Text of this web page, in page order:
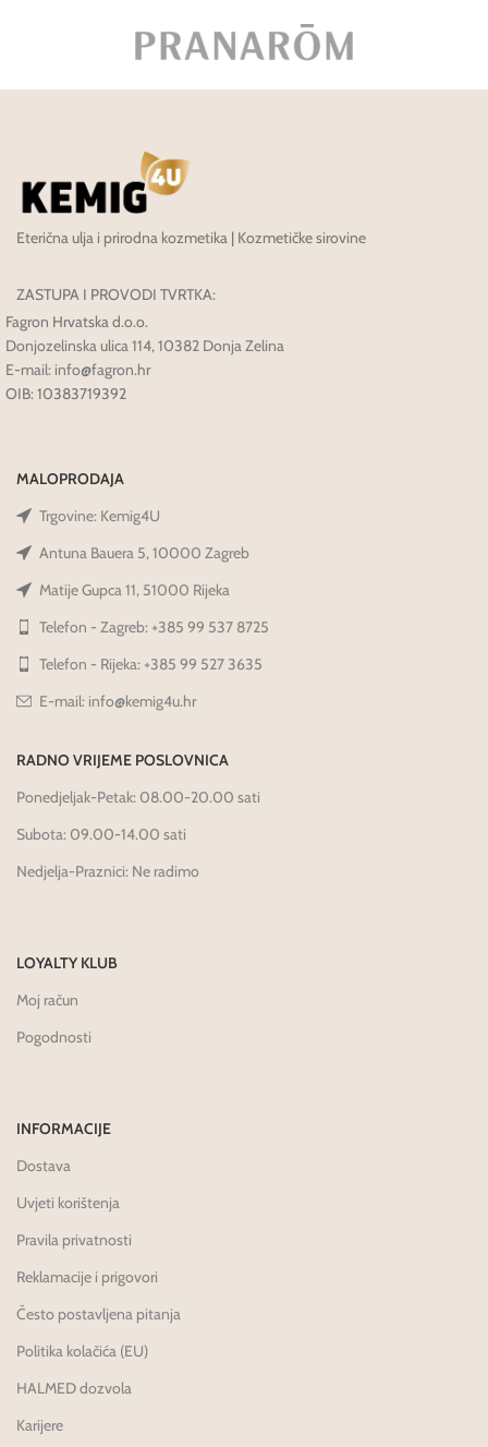
Eterična ulja i prirodna kozmetika | Kozmetičke sirovine
ZASTUPA I PROVODI TVRTKA:
Fagron Hrvatska d.o.o.
Donjozelinska ulica 114, 10382 Donja Zelina
E-mail: info@fagron.hr
OIB: 10383719392
MALOPRODAJA
Trgovine: Kemig4U
Antuna Bauera 5, 10000 Zagreb
Matije Gupca 11, 51000 Rijeka
Telefon - Zagreb: +385 99 537 8725
Telefon - Rijeka: +385 99 527 3635
E-mail: info@kemig4u.hr
RADNO VRIJEME POSLOVNICA
Ponedjeljak-Petak: 08.00-20.00 sati
Subota: 09.00-14.00 sati
Nedjelja-Praznici: Ne radimo
LOYALTY KLUB
Moj račun
Pogodnosti
INFORMACIJE
Dostava
Uvjeti korištenja
Pravila privatnosti
Reklamacije i prigovori
Često postavljena pitanja
Politika kolačića (EU)
HALMED dozvola
Karijere